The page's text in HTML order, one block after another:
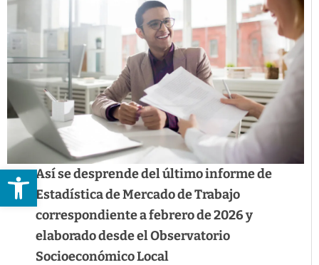
Abrir barra de herramientas
Así se desprende del último informe de
Estadística de Mercado de Trabajo
correspondiente a febrero de 2026 y
elaborado desde el Observatorio
Socioeconómico Local